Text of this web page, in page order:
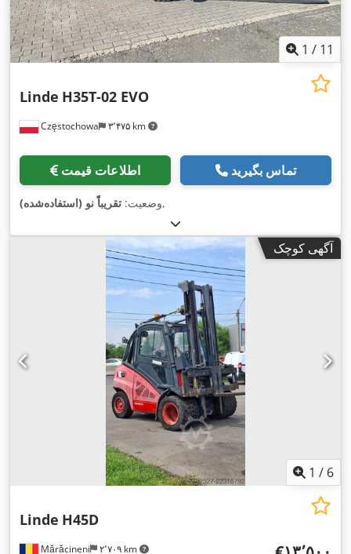
1 / 11
Częstochowa ۳٬۴۷۵ km
Linde H35T-02 EVO
اطلاعات قیمت تماس بگیرید
وضعیت: تقریباً نو (استفاده‌شده) ,
آگهی کوچک
1 / 6
Mărăcineni ۲٬۷۰۹ km
Linde H45D